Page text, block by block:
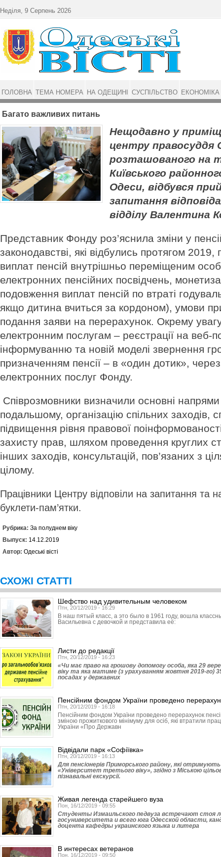
Багато важливих питань
Нещодавно у
центру правосуддя
розташованого на
Київського
Одеси, відбувся
запитання
відділу Валентина
Представник Фонду роз’яснила зміни у
законодавстві, які відбулись протягом
виплат пенсій внутрішньо переміщеним
електронних пенсійних посвідчень,
подовження виплат пенсій по втраті
якщо дитина вчиться за кордоном), умови
подання заяви на перерахунок. Окрему
електронним послугам – реєстрації на веб-
інформуванню та новій моделі звернення
призначенням пенсії – в «один дотик»,
електронних послуг Фонду.
Співрозмовники визначили основні напрями
подальшому, організацію спільних заходів,
підвищення рівня правової
захисту прав, шляхом проведення круглих
інших заходів, консультацій, пов’язаних з
цілому.
Працівники Центру відповіли на запитання та
буклети-пам’ятки.
Рубрика: За полуднем віку
Выпуск: 14.12.2019
Автор: Одеські вісті
СХОЖІ СТАТТІ
Шефство над удивительным человеком
Птн, 20/12/2019 - 16:29
В наш пятый класс, а это было в 1961 году, вошла
Васильевна с девочкой и представила её:
Листи до редакції
Птн, 20/12/2019 - 16:23
«Чи має право на грошову допомогу особа, яка 29
віку та яка матиме (з урахуванням жовтня 2019-го)
посадах у державних
Пенсійним фондом України проведено
Птн, 20/12/2019 - 16:18
Пенсійним фондом України проведено перерахунок
зміною прожиткового мінімуму для осіб, які втратили
України «Про Державн
Відвідали парк «Софіївка»
Птн, 20/12/2019 - 16:13
Для пенсіонерів Приморського району, які отримують
«Університет третього віку», згідно з Міською
пізнавальні екскурсії.
Живая легенда старейшего вуза
Пон, 16/12/2019 - 09:55
Студенты Измаильского педвуза встречают стоя
госуниверситета и всего юга Одесской области,
доцента кафедры украинского языка и литера
В интересах ветеранов
Пон, 16/12/2019 - 09:50
Неділя, 9 Серпень 2026
ГОЛОВНА ТЕМА НОМЕРА НА ОДЕЩИНІ СУСПІЛЬСТВО ЕКОНОМІКА